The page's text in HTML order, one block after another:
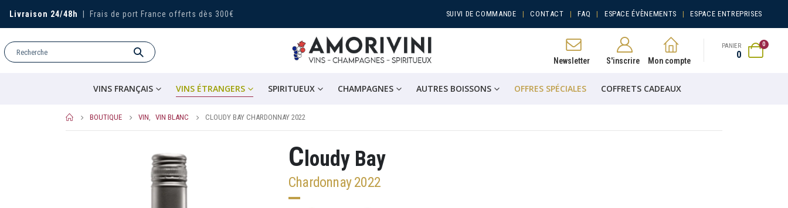
Livraison 24/48h Frais de port France offerts dès 300€ SUIVI DE COMMANDE CONTACT FAQ ESPACE ÉVÈNEMENTS ESPACE ENTREPRISES
Newsletter S'inscrire Mon compte
0
PANIER
0
VINS FRANÇAIS VINS ÉTRANGERS SPIRITUEUX CHAMPAGNES AUTRES BOISSONS OFFRES SPÉCIALES COFFRETS CADEAUX
BOUTIQUE VIN VIN BLANC CLOUDY BAY CHARDONNAY 2022
C loudy Bay
Chardonnay 2022